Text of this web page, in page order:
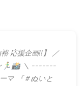
応援企画‼️】 ／
🏃‍♂️📸 ＼ -------
『＃ぬいと